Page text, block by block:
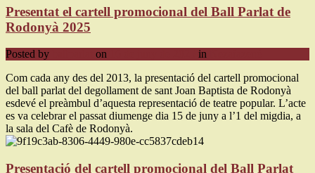
Presentat el cartell promocional del Ball Parlat de
Rodonyà 2025
Posted by on in
Com cada any des del 2013, la presentació del cartell promocional
del ball parlat del degollament de sant Joan Baptista de Rodonyà
esdevé el preàmbul d’aquesta representació de teatre popular. L’acte
es va celebrar el passat diumenge dia 15 de juny a l’1 del migdia, a
la sala del Cafè de Rodonyà.
Presentació del cartell promocional del Ball Parlat